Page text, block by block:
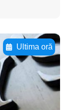
Ultima oră
pentru